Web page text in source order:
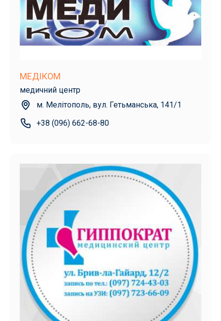
МЕДІКОМ
медичний центр
м. Мелітополь, вул. Гетьманська, 141/1
+38 (096) 662-68-80